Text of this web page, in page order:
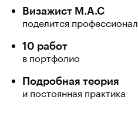
Визажист M.A.C
поделится
10 работ
в портфолио
Подробная теория
и постоянная практика